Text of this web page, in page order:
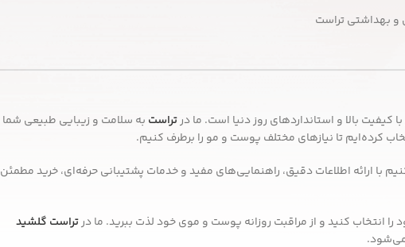
و بهداشتی تراست
بالا و استانداردهای روز دنیا است. ما درتراست به سلامت و زیبایی طبیعی شما
تا نیازهای مختلف پوست و مو را برطرف کنیم.
با ارائه اطلاعات دقیق، راهنمایی‌های مفید و خدمات پشتیبانی حرفه‌ای، خرید مطمئن
را انتخاب کنید و از مراقبت روزانه پوست و موی خود لذت ببرید. ما درتراست گلشید
می‌شود.